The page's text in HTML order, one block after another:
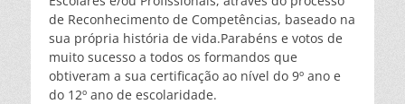
de Reconhecimento de Competências, baseado na
sua própria história de vida.Parabéns e votos de
muito sucesso a todos os formandos que
obtiveram a sua certificação ao nível do 9º ano e
do 12º ano de escolaridade.